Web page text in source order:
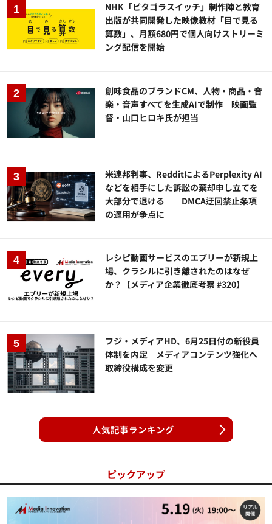
NHK「ピタゴラスイッチ」制作陣と教育
出版が共同開発した映像教材「目で見る
算数」、月額680円で個人向けストリーミ
ング配信を開始
創味食品のブランドCM、人物・商品・音
楽・音声すべてを生成AIで制作 映画監
督・山口ヒロキ氏が担当
米連邦判事、RedditによるPerplexity AI
などを相手にした訴訟の棄却申し立てを
大部分で退ける——DMCA迂回禁止条項
の適用が争点に
レシピ動画サービスのエブリーが新規上
場、クラシルに引き離されたのはなぜ
か？【メディア企業徹底考察 #320】
フジ・メディアHD、6月25日付の新役員
体制を内定 メディアコンテンツ強化へ
取締役構成を変更
人気記事ランキング
ピックアップ